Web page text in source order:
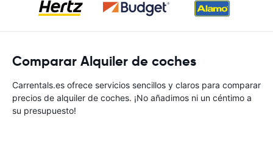
Comparar Alquiler de coches
Carrentals.es ofrece servicios sencillos y claros para comparar
precios de alquiler de coches. ¡No añadimos ni un céntimo a
su presupuesto!